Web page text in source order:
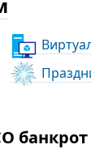
банкрот